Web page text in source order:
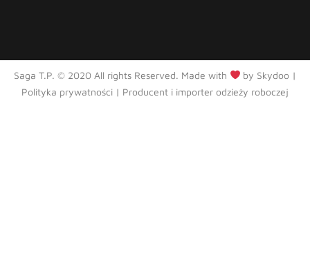
Saga T.P. © 2020 All rights Reserved. Made with by Skydoo |
Polityka prywatności | Producent i importer odzieży roboczej